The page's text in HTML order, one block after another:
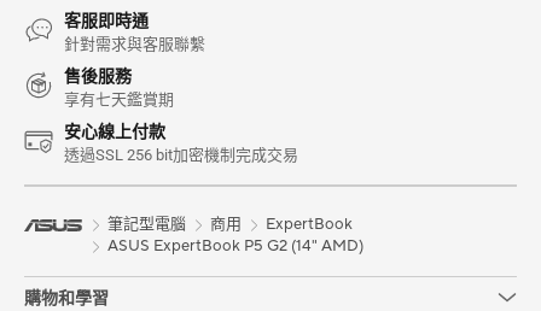
客服即時通
針對需求與客服聯繫
售後服務
享有七天鑑賞期
安心線上付款
透過SSL 256 bit加密機制完成交易
筆記型電腦 商用
ExpertBook
ASUS ExpertBook P5 G2 (14" AMD)
購物和學習